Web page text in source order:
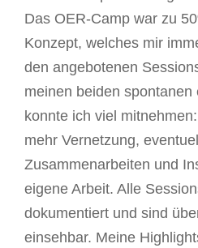
Das OER-Camp war zu
Konzept, welches mir
den angebotenen
meinen beiden
konnte ich viel
mehr Vernetzung,
Zusammenarbeiten und
eigene Arbeit. Alle
dokumentiert und sind
einsehbar. Meine